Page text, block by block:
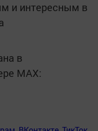
и интересным в
в
MАХ: